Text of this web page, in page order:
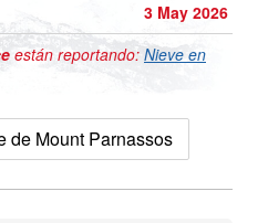
3 May 2026
están reportando: Nieve en
de Mount Parnassos